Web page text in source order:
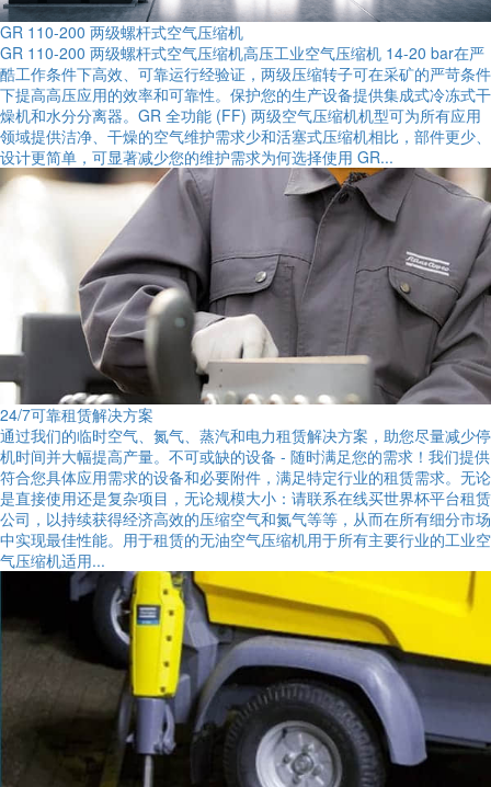
GR 110-200 两级螺杆式空气压缩机
GR 110-200 两级螺杆式空气压缩机高压工业空气压缩机 14-20 bar在严
酷工作条件下高效、可靠运行经验证，两级压缩转子可在采矿的严苛条件
下提高高压应用的效率和可靠性。保护您的生产设备提供集成式冷冻式干
燥机和水分分离器。GR 全功能 (FF) 两级空气压缩机机型可为所有应用
领域提供洁净、干燥的空气维护需求少和活塞式压缩机相比，部件更少、
设计更简单，可显著减少您的维护需求为何选择使用 GR...
24/7可靠租赁解决方案
通过我们的临时空气、氮气、蒸汽和电力租赁解决方案，助您尽量减少停
机时间并大幅提高产量。不可或缺的设备 - 随时满足您的需求！我们提供
符合您具体应用需求的设备和必要附件，满足特定行业的租赁需求。无论
是直接使用还是复杂项目，无论规模大小：请联系在线买世界杯平台租赁
公司，以持续获得经济高效的压缩空气和氮气等等，从而在所有细分市场
中实现最佳性能。用于租赁的无油空气压缩机用于所有主要行业的工业空
气压缩机适用...